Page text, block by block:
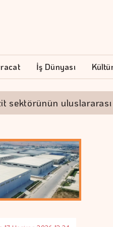
İş Dünyası
uluslararası